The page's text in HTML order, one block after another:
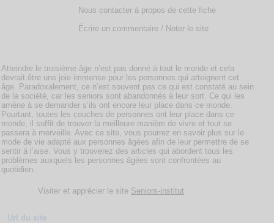
Nous contacter à propos de cette fiche
Écrire un commentaire / Noter le site
Atteindre le troisième âge n’est pas donné à tout le monde et cela
devrait être une joie immense pour les personnes qui atteignent cet
âge. Paradoxalement, ce n’est souvent pas ce qui est constaté au sein
de la société, car les seniors sont abandonnés à leur sort. Ce qui les
amène à se demander s’ils ont encore leur place dans ce monde.
Pourtant, toutes les couches de personnes ont leur place dans ce
monde, il suffit de trouver la meilleure manière de vivre et tout se
passera à merveille. Avec ce site, vous pourrez en savoir plus sur le
mode de vie adapté aux personnes âgées afin de leur permettre de se
sentir à l’aise. Vous y trouverez des articles qui abordent tous les
problèmes auxquels les personnes âgées sont confrontées au
quotidien.
Visiter et apprécier le site Seniors-institut
Url du site